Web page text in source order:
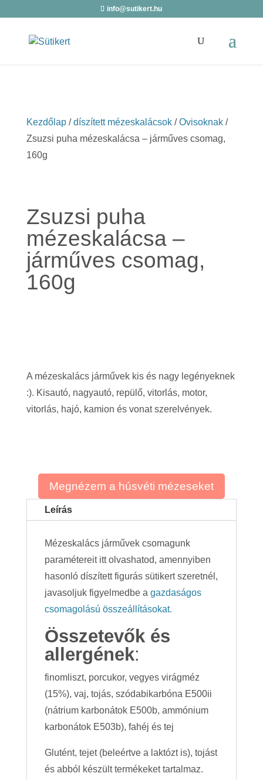
info@sutikert.hu
Kezdőlap/díszített mézeskalácsok/Ovisoknak/
Zsuzsi puha mézeskalácsa – járműves csomag,
160g
Zsuzsi puha
mézeskalácsa –
járműves csomag,
160g
A mézeskalács járművek kis és nagy legényeknek
:). Kisautó, nagyautó, repülő, vitorlás, motor,
vitorlás, hajó, kamion és vonat szerelvények.
Megnézem a húsvéti mézeseket
Leírás
Mézeskalács járművek csomagunk
paramétereit itt olvashatod, amennyiben
hasonló díszített figurás sütikert szeretnél,
javasoljuk figyelmedbe a gazdaságos
csomagolású összeállításokat.
Összetevők és
allergének:
finomliszt, porcukor, vegyes virágméz
(15%), vaj, tojás, szódabikarbóna E500ii
(nátrium karbonátok E500b, ammónium
karbonátok E503b), fahéj és tej
Glutént, tejet (beleértve a laktózt is), tojást
és abból készült termékeket tartalmaz.